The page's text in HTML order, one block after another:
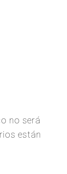
no será
están